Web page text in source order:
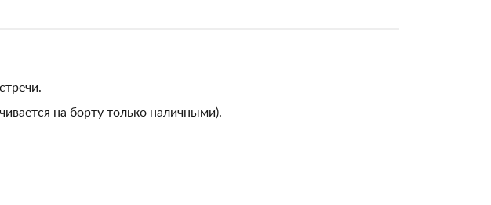
на борту только наличными).